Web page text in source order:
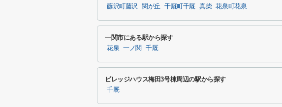
藤沢町藤沢 関が丘 千厩町千厩 真柴 花泉町花泉
一関市にある駅から探す
花泉 一ノ関 千厩
ビレッジハウス梅田3号棟周辺の駅から探す
千厩